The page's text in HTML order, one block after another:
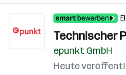
Technischer
epunkt GmbH
Heute